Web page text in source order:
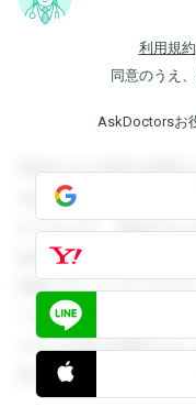
利用規約
同意のうえ
AskDoctorsお
登録すると回答を閲覧
を閲覧することができ
ができます。登録する
録すると回答を閲覧す
閲覧することができま
できます。登録すると
すると回答を閲覧する
覧することができます。